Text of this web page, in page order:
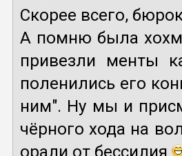
Скорее всего,
А помню была
привезли менты
поленились его
ним". Ну мы и
чёрного хода на
орали от бессилия